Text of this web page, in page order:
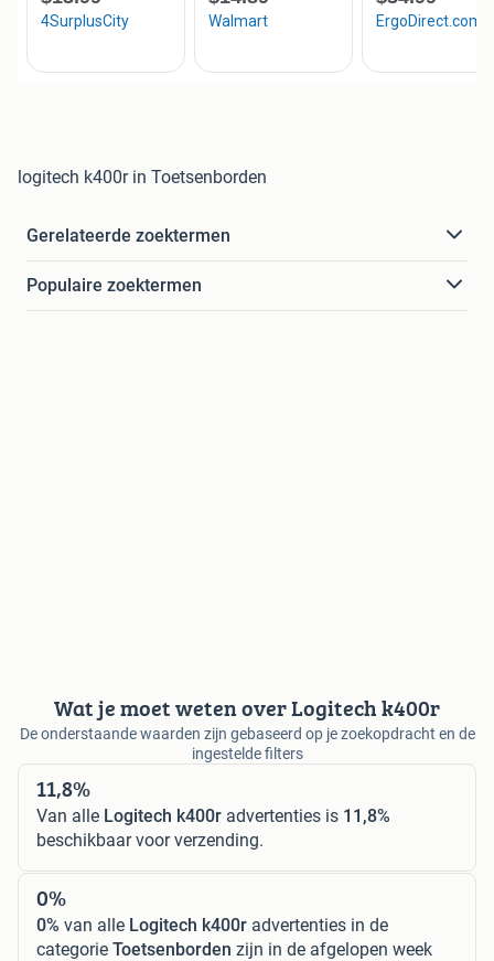
logitech k400r in Toetsenborden
Gerelateerde zoektermen
Populaire zoektermen
Wat je moet weten over Logitech k400r
De onderstaande waarden zijn gebaseerd op je zoekopdracht en de
ingestelde filters
11,8%
Van alle Logitech k400r advertenties is 11,8%
beschikbaar voor verzending.
0%
0% van alle Logitech k400r advertenties in de
categorie Toetsenborden zijn in de afgelopen week